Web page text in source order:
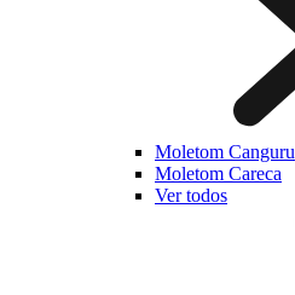
Moletom Canguru
Moletom Careca
Ver todos